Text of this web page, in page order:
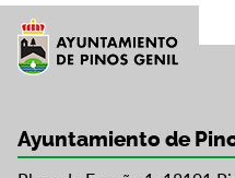
Ayuntamiento de